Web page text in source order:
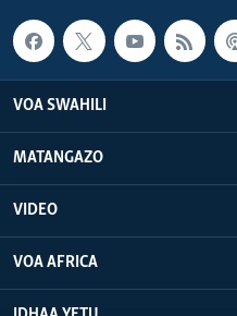
VOA SWAHILI
MATANGAZO
VIDEO
VOA AFRICA